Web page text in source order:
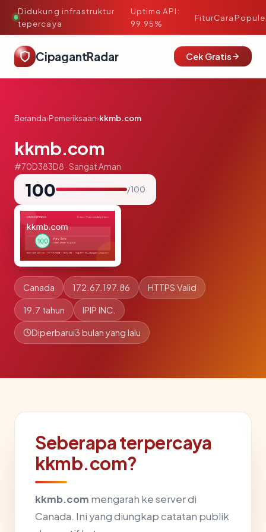
Didukung infrastruktur
tepercaya
·
Uptime API:
99.95%
FiturCara
CipagantRadar Cek Gratis
Beranda›Pemeriksaan›kkmb.com
kkmb.com
#70D383D8 · Sangat Aman
100 / 100
Canada 172.67.197.86 HTTPS Valid
19.7 tahun IPIP INC.
Diperbarui3 bulan yang lalu
Seberapa terpercaya
kkmb.com?
kkmb.com mengarah ke server di
Canada. Ini yang diungkap catatan publik